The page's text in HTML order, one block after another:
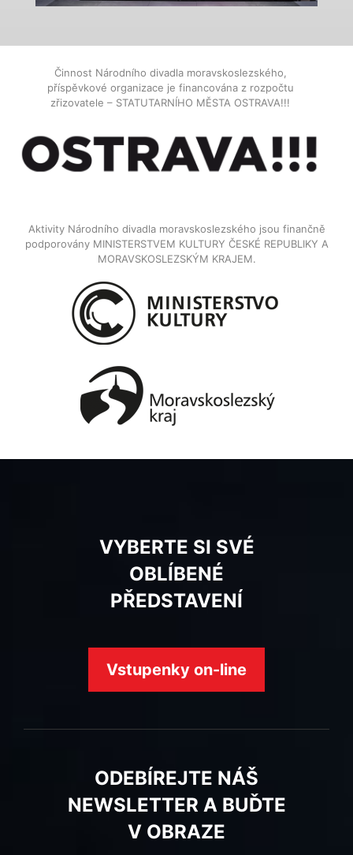
Činnost Národního divadla moravskoslezského,
příspěvkové organizace je financována z rozpočtu
zřizovatele – STATUTARNÍHO MĚSTA OSTRAVA!!!
Aktivity Národního divadla moravskoslezského jsou finančně
podporovány MINISTERSTVEM KULTURY ČESKÉ REPUBLIKY A
MORAVSKOSLEZSKÝM KRAJEM.
VYBERTE SI SVÉ
OBLÍBENÉ
PŘEDSTAVENÍ
Vstupenky on-line
ODEBÍREJTE NÁŠ
NEWSLETTER A BUĎTE
V OBRAZE